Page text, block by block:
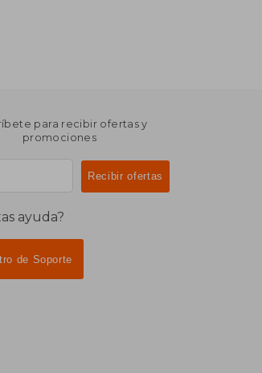
para recibir ofertas y
promociones
ayuda?
de Soporte